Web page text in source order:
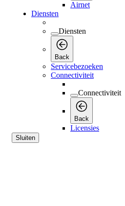
Airnet
Diensten
Diensten
Back
Servicebezoeken
Connectiviteit
Connectiviteit
Back
Licensies
Sluiten